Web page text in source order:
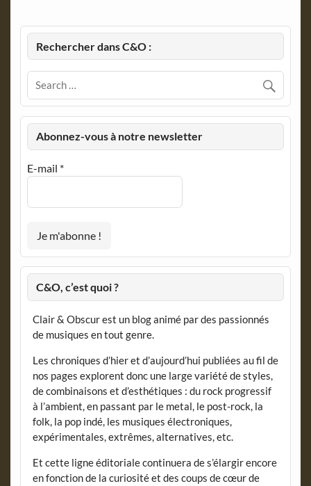
Rechercher dans C&O :
Abonnez-vous à notre newsletter
E-mail *
C&O, c’est quoi ?
Clair & Obscur est un blog animé par des passionnés
de musiques en tout genre.
Les chroniques d’hier et d’aujourd’hui publiées au fil de
nos pages explorent donc une large variété de styles,
de combinaisons et d’esthétiques : du rock progressif
à l’ambient, en passant par le metal, le post-rock, la
folk, la pop indé, les musiques électroniques,
expérimentales, extrêmes, alternatives, etc.
Et cette ligne éditoriale continuera de s’élargir encore
en fonction de la curiosité et des coups de cœur de